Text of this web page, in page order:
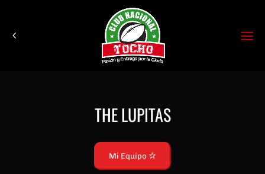
THE LUPITAS
Mi Equipo